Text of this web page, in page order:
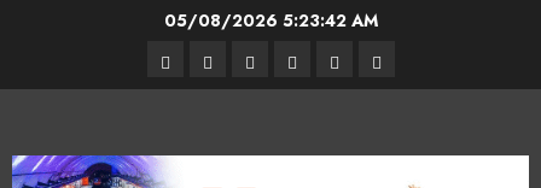
05/08/2026 5:23:44 AM
Entrevistas
Espectáculos
Movilidad
Metro
CDMX
CulturaOpinión